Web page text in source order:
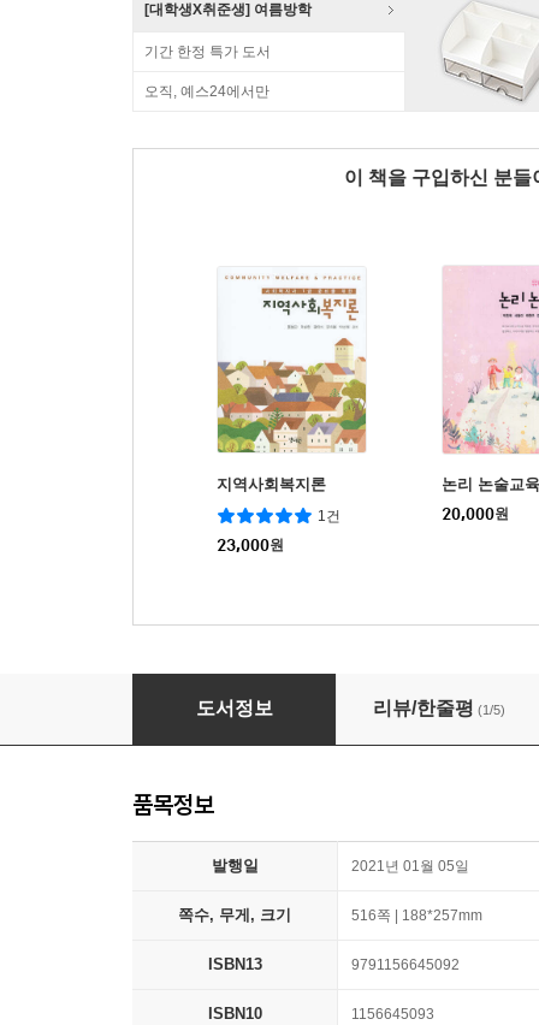
[대학생X취준생] 여름방학
기간 한정 특가 도서
오직, 예스24에서만
이 책을 구입하신 분
지역사회복지론
1건
23,000원
논리 논술교육
20,000원
초융합 시대의 멀티미디어와 콘텐츠
도서정보 리뷰/한줄평 (1/5)
품목정보
발행일 2021년 01월 05일
쪽수, 무게, 크기 516쪽 | 188*257mm
ISBN13 9791156645092
ISBN10 1156645093